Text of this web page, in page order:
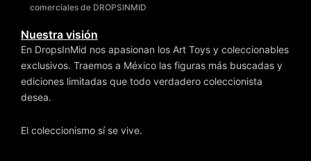
comerciales de DROPSINMID
Nuestra visión
En DropsInMid nos apasionan los Art Toys y coleccionables
exclusivos. Traemos a México las figuras más buscadas y
ediciones limitadas que todo verdadero coleccionista
desea.
El coleccionismo sí se vive.